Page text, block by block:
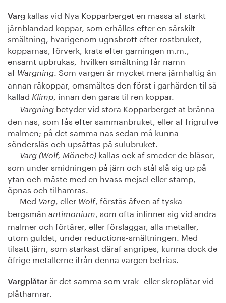
Varg kallas vid Nya Kopparberget en massa af starkt
järnblandad koppar, som erhålles efter en särskilt
smältning, hvarigenom ugnsbrott efter rostbruket,
kopparnas, förverk, krats efter garningen m.m.,
ensamt upbrukas, hvilken smältning får namn
af Wargning. Som vargen är mycket mera järnhaltig än
annan råkoppar, omsmältes den först i garhärden til så
kallad Klimp, innan den garas til ren koppar.
Vargning betyder vid stora Kopparberget at bränna
den nas, som fås efter sammanbruket, eller af frigrufve
malmen; på det samma nas sedan må kunna
sönderslås och upsättas på sulubruket.
Varg (Wolf, Mönche) kallas ock af smeder de blåsor,
som under smidningen på järn och stål slå sig up på
ytan och måste med en hvass mejsel eller stamp,
öpnas och tilhamras.
Med Varg, eller Wolf, förstås äfven af tyska
bergsmän antimonium, som ofta infinner sig vid andra
malmer och förtärer, eller förslaggar, alla metaller,
utom guldet, under reductions-smältningen. Med
tilsatt järn, som starkast däraf angripes, kunna dock de
öfrige metallerne ifrån denna vargen befrias.
Vargplåtar är det samma som vrak- eller skroplåtar vid
plåthamrar.